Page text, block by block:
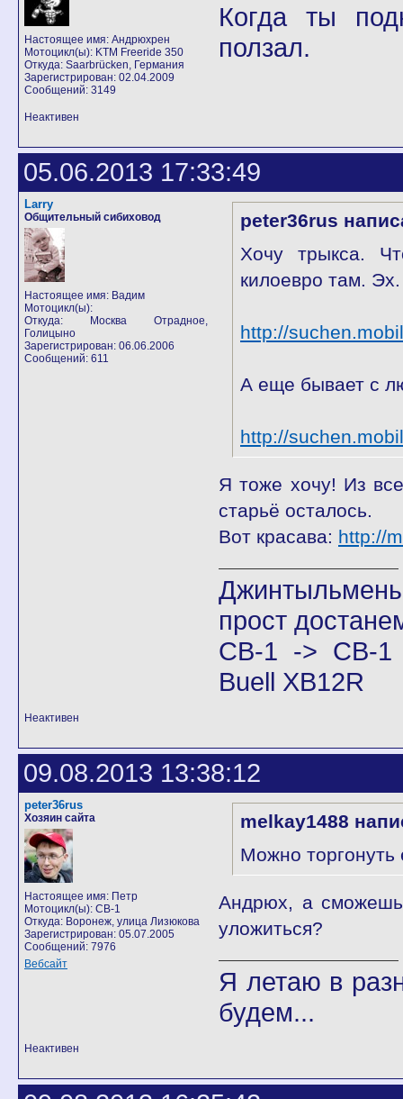
Настоящее имя: Андрюхрен
Мотоцикл(ы): KTM Freeride 350
Откуда: Saarbrücken, Германия
Зарегистрирован: 02.04.2009
Сообщений: 3149
Когда ты
ползал.
Неактивен
05.06.2013 17:33:49
Larry
Общительный сибиховод
Настоящее имя: Вадим
Мотоцикл(ы):
Откуда: Москва Отрадное,
Голицыно
Зарегистрирован: 06.06.2006
Сообщений: 611
peter36rus
Хочу трыкса.
килоевро там. Эх.
http://
А еще бывает с
http://
Я тоже хочу! Из
старьё осталось.
Вот красава: http://
прост
CB-1 -> CB-1
Buell XB12R
Неактивен
09.08.2013 13:38:12
peter36rus
Хозяин сайта
Настоящее имя: Петр
Мотоцикл(ы): CB-1
Откуда: Воронеж, улица Лизюкова
Зарегистрирован: 05.07.2005
Сообщений: 7976
Вебсайт
melkay1488
Можно
Андрюх, а сможешь
уложиться?
Я летаю в
будем...
Неактивен